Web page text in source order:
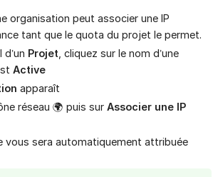
organisation peut associer une IP
tant que le quota du projet le permet.
Projet , cliquez sur le nom d’une
Active
apparaît
réseau 🌍 puis sur Associer une IP
vous sera automatiquement attribuée